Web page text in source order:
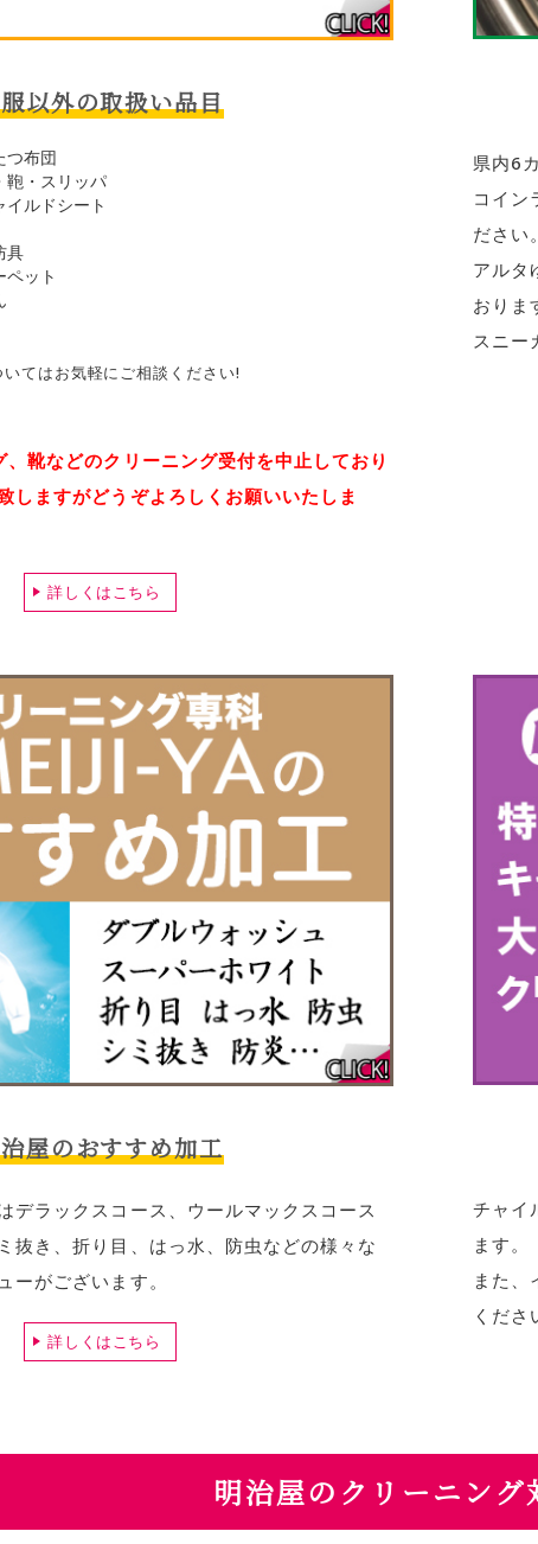
以外の取扱い品目
つ布団
鞄・スリッパ
ルドシート
具
ペット
てはお気軽にご相談ください!
靴などのクリーニング受付を中止しており
しますがどうぞよろしくお願いいたしま
詳しくはこちら
県内6
コイン
ださい。
アルタ
おりま
スニー
屋のおすすめ加工
デラックスコース、ウールマックスコース
抜き、折り目、はっ水、防虫などの様々な
ーがございます。
詳しくはこちら
チャイ
ます。
また、
くださ
明治屋のクリーニング